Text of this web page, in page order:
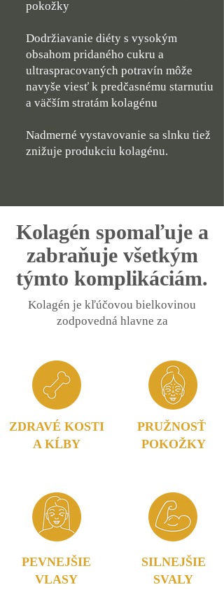
pokožky
Dodržiavanie diéty s vysokým
obsahom pridaného cukru a
ultraspracovaných potravín môže
navyše viesť k predčasnému starnutiu
a väčším stratám kolagénu
Nadmerné vystavovanie sa slnku tiež
znižuje produkciu kolagénu.
Kolagén spomaľuje a
zabraňuje všetkým
týmto komplikáciám.
Kolagén je kľúčovou bielkovinou
zodpovedná hlavne za
ZDRAVÉ KOSTI
A KĹBY
PEVNEJŠIE
VLASY
PRUŽNOSŤ
POKOŽKY
SILNEJŠIE
SVALY